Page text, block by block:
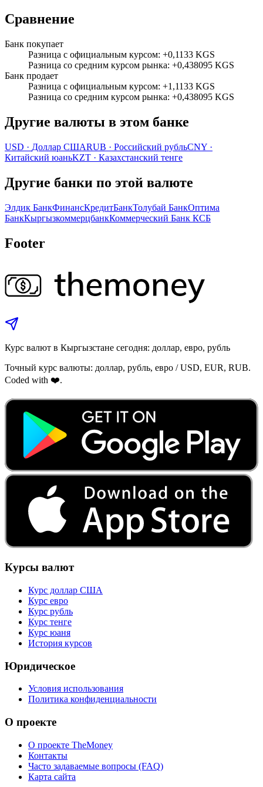
Сравнение
Банк покупает
Разница с официальным курсом: +0,1133 KGS
Разница со средним курсом рынка: +0,438095 KGS
Банк продает
Разница с официальным курсом: +1,1133 KGS
Разница со средним курсом рынка: +0,438095 KGS
Другие валюты в этом банке
USD · Доллар СШАRUB · Российский рубльCNY ·
Китайский юаньKZT · Казахстанский тенге
Другие банки по этой валюте
Элдик БанкФинансКредитБанкТолубай БанкОптима
БанкКыргызкоммерцбанкКоммерческий Банк КСБ
Footer
Курс валют в Кыргызстане сегодня: доллар, евро, рубль
Точный курс валюты: доллар, рубль, евро / USD, EUR, RUB.
Coded with ❤️.
Курсы валют
Курс доллар США
Курс евро
Курс рубль
Курс тенге
Курс юаня
История курсов
Юридическое
Условия использования
Политика конфиденциальности
О проекте
О проекте TheMoney
Контакты
Часто задаваемые вопросы (FAQ)
Карта сайта